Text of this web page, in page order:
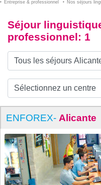
Entreprise & professionnel Nos séjours
Séjour
professionnel: 1
ENFOREX- Alicante